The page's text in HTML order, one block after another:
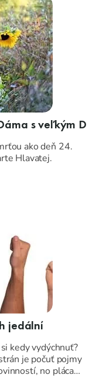
s veľkým D
ako deň 24.
Hlavatej.
jedální
kedy vydýchnuť?
je počuť pojmy
no pláca